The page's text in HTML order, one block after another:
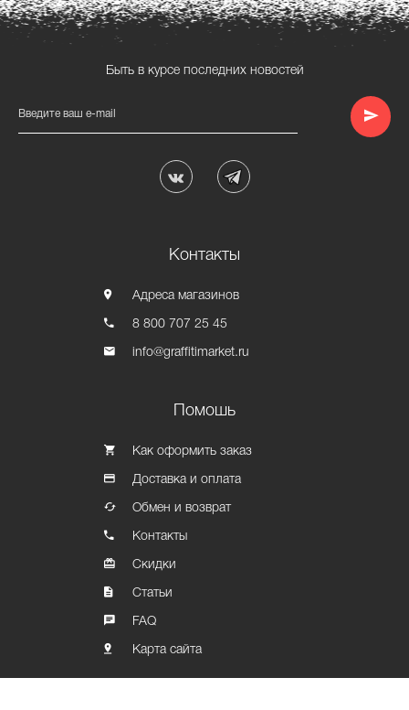
Быть в курсе последних новостей
Введите ваш e-mail
Контакты
Адреса магазинов
8 800 707 25 45
info@graffitimarket.ru
Помошь
Как оформить заказ
Доставка и оплата
Обмен и возврат
Контакты
Скидки
Статьи
FAQ
Карта сайта